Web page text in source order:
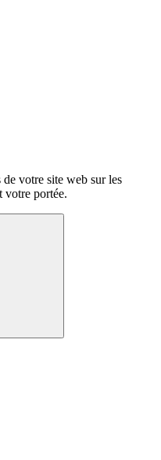
votre site web sur les
votre portée.